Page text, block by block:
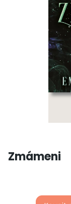
Zmámeni